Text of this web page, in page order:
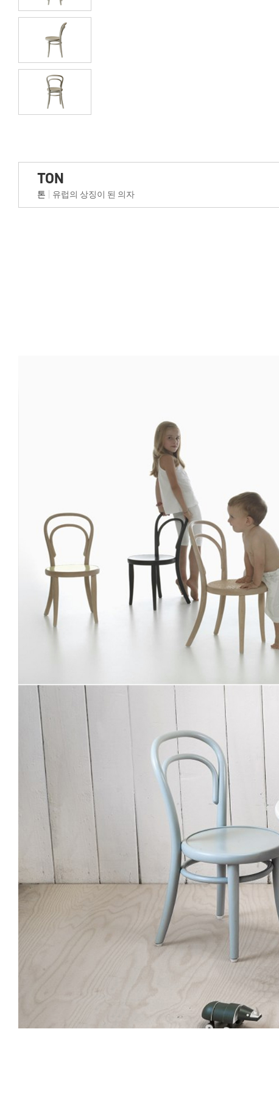
TON
톤 유럽의 상징이 된 의자